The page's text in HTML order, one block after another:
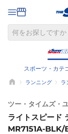
スポーツ・カテ
ランニング ラ
ツー・タイムズ・
ライトスピード
MR7151A-BLK/